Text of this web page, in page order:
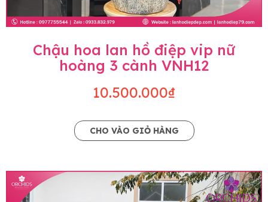
Chậu hoa lan hồ điệp vip nữ
hoàng 3 cành VNH12
10.500.000₫
CHO VÀO GIỎ HÀNG